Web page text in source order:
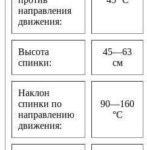
направления
движения:
Высота
спинки:
45—63
см
Наклон
спинки по
направлению
движения:
90—160
°C